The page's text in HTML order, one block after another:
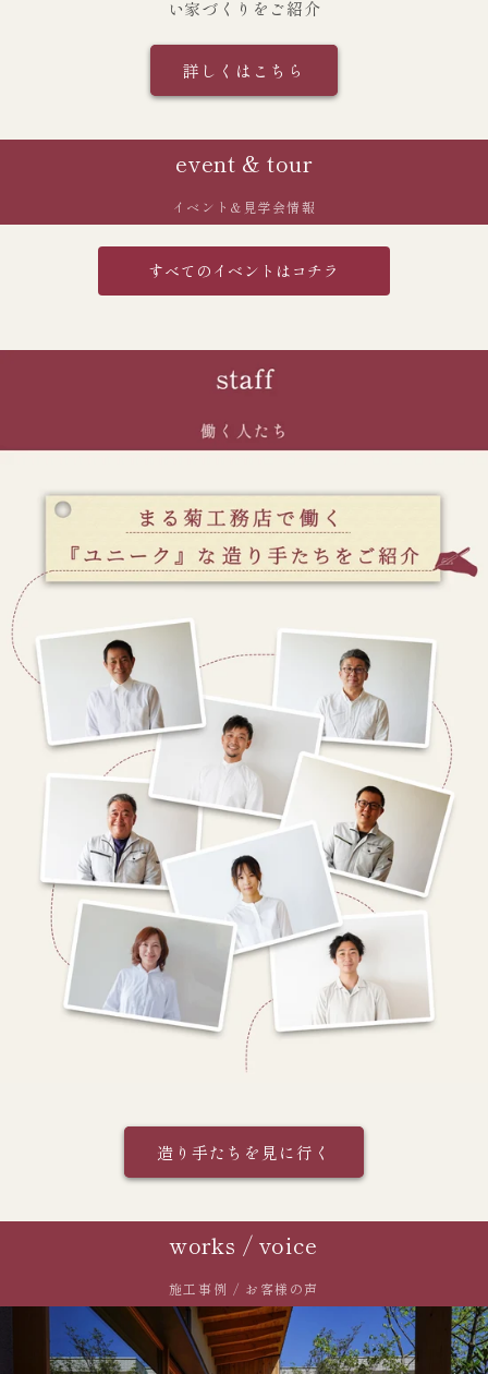
い家づくりをご紹介
詳しくはこちら
event & tour
イベント&見学会情報
すべてのイベントはコチラ
造り手たちを見に行く
works / voice
施工事例 / お客様の声